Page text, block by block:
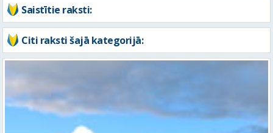
Saistītie raksti:
Citi raksti šajā kategorijā: